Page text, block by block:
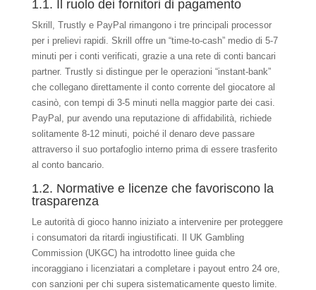
1.1. Il ruolo dei fornitori di pagamento
Skrill, Trustly e PayPal rimangono i tre principali processor
per i prelievi rapidi. Skrill offre un “time‑to‑cash” medio di 5‑7
minuti per i conti verificati, grazie a una rete di conti bancari
partner. Trustly si distingue per le operazioni “instant‑bank”
che collegano direttamente il conto corrente del giocatore al
casinò, con tempi di 3‑5 minuti nella maggior parte dei casi.
PayPal, pur avendo una reputazione di affidabilità, richiede
solitamente 8‑12 minuti, poiché il denaro deve passare
attraverso il suo portafoglio interno prima di essere trasferito
al conto bancario.
1.2. Normative e licenze che favoriscono la
trasparenza
Le autorità di gioco hanno iniziato a intervenire per proteggere
i consumatori da ritardi ingiustificati. Il UK Gambling
Commission (UKGC) ha introdotto linee guida che
incoraggiano i licenziatari a completare i payout entro 24 ore,
con sanzioni per chi supera sistematicamente questo limite.